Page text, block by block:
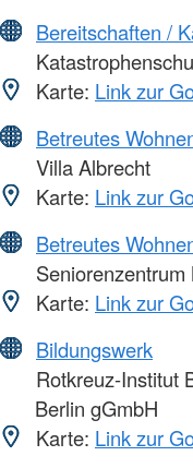
Bereitschaften /
Karte: Link zur
Betreutes
Villa Albrecht
Karte: Link zur
Betreutes
Seniorenzentrum
Karte: Link zur
Bildungswerk
Rotkreuz-Institut
Berlin gGmbH
Karte: Link zur